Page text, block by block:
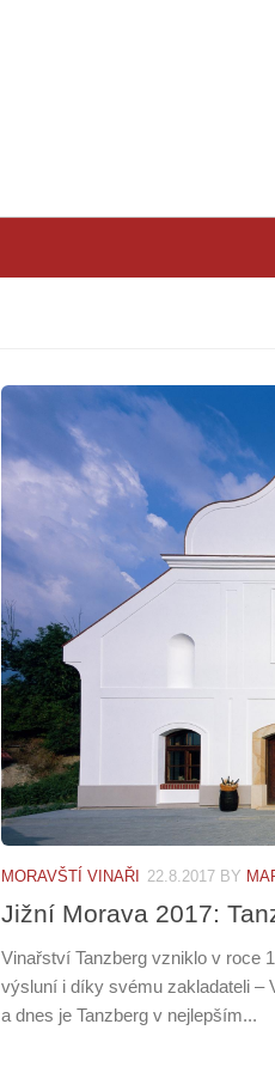
MORAVŠTÍ VINAŘI 22.8.2017 BY
Jižní Morava 2017:
Vinařství Tanzberg vzniklo v roce
výsluní i díky svému zakladateli –
a dnes je Tanzberg v nejlepším...